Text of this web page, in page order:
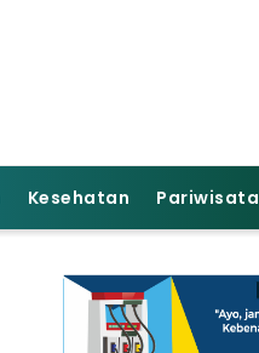
Kesehatan Pariwisata